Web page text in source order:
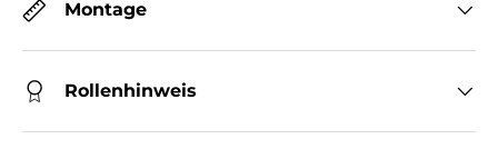
Montage
Rollenhinweis